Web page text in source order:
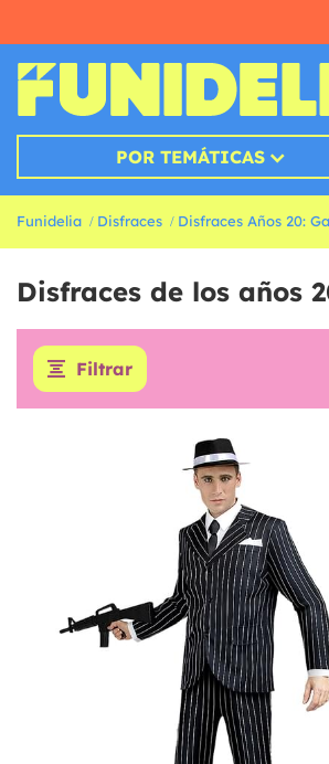
POR TEMÁTICAS
Funidelia Disfraces Disfraces Años 20:
Disfraces de los años
Filtrar